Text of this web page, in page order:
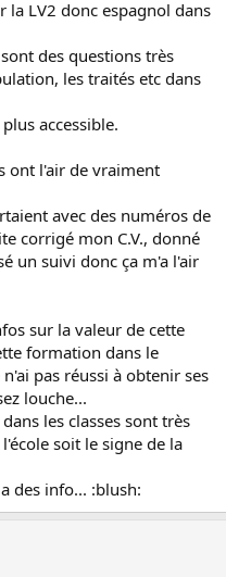
la LV2 donc espagnol dans
des questions très
les traités etc dans
accessible.
ont l'air de vraiment
avec des numéros de
corrigé mon C.V., donné
un suivi donc ça m'a l'air
sur la valeur de cette
formation dans le
pas réussi à obtenir ses
louche...
les classes sont très
soit le signe de la
des info... :blush: